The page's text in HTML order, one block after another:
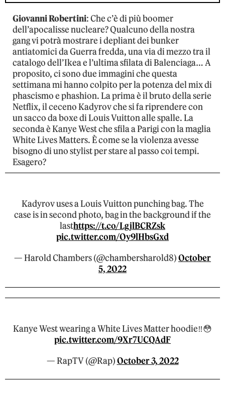
Giovanni Robertini: Che c’è di più boomer
dell’apocalisse nucleare? Qualcuno della nostra
gang vi potrà mostrare i depliant dei bunker
antiatomici da Guerra fredda, una via di mezzo tra il
catalogo dell’Ikea e l’ultima sfilata di Balenciaga… A
proposito, ci sono due immagini che questa
settimana mi hanno colpito per la potenza del mix di
phascismo e phashion. La prima è il bruto della serie
Netflix, il ceceno Kadyrov che si fa riprendere con
un sacco da boxe di Louis Vuitton alle spalle. La
seconda è Kanye West che sfila a Parigi con la maglia
White Lives Matters. È come se la violenza avesse
bisogno di uno stylist per stare al passo coi tempi.
Esagero?
Kadyrov uses a Louis Vuitton punching bag. The
case is in second photo, bag in the background if the
lasthttps://t.co/LgjlBCRZsk
pic.twitter.com/Oy9lHbsGxd
— Harold Chambers (@chambersharold8)October
5, 2022
Kanye West wearing a White Lives Matter hoodie‼️😳
pic.twitter.com/9Xr7UCQAdF
— RapTV (@Rap)October 3, 2022